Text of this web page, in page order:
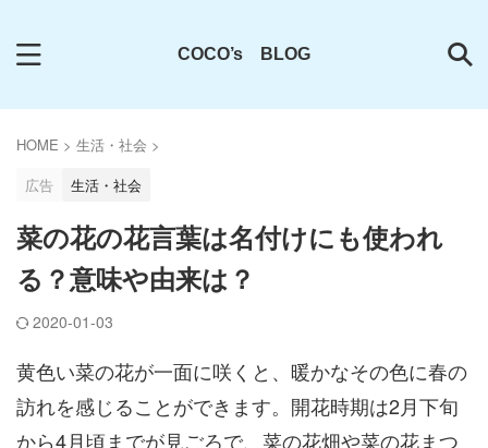
COCO’s BLOG
HOME > 生活・社会 >
広告
生活・社会
菜の花の花言葉は名付けにも使われ
る？意味や由来は？
2020-01-03
黄色い菜の花が一面に咲くと、暖かなその色に春の
訪れを感じることができます。開花時期は2月下旬
から4月頃までが見ごろで、菜の花畑や菜の花まつ